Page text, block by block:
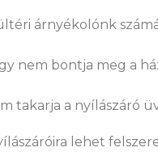
árnyékolónk
nem bontja meg a
takarja a nyílászáró
lehet